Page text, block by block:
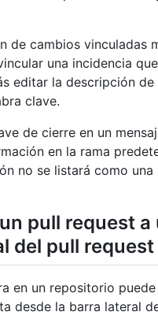
de cambios vinculadas
una incidencia
editar la descripción
clave.
de cierre en un
en la rama
no se listará como
pull request
del pull request
en un repositorio
desde la barra lateral